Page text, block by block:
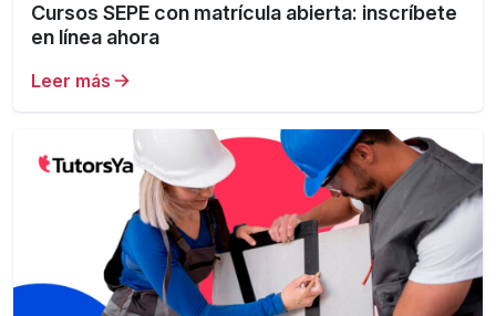
Cursos SEPE con matrícula abierta: inscríbete
en línea ahora
Leer más